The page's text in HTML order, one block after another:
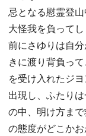
忌となる慰霊登
大怪我を負って
前にさゆりは自
きに渡り背負っ
を受け入れたジ
出現し、ふたり
の中、明け方ま
の態度がどこか